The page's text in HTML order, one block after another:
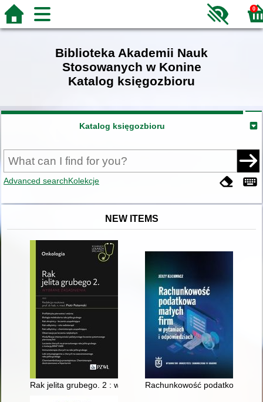
0
Biblioteka Akademii Nauk
Stosowanych w Konine
Katalog księgozbioru
Katalog księgozbioru
Advanced searchKolekcje
NEW ITEMS
Rak jelita grubego. 2 : wybrane zagadnieniaRachunkowość podatkowa